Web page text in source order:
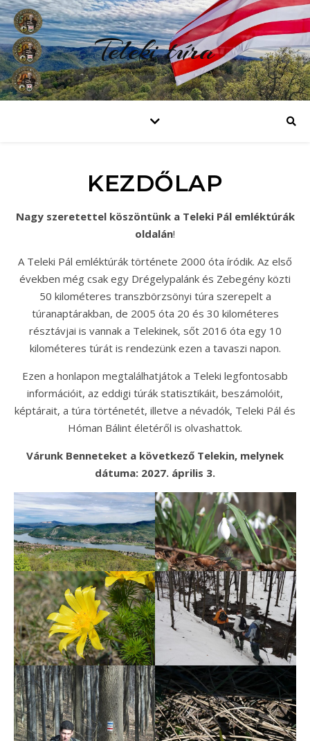
Teleki túra
KEZDŐLAP
Nagy szeretettel köszöntünk a Teleki Pál emléktúrák
oldalán!
A Teleki Pál emléktúrák története 2000 óta íródik. Az első
években még csak egy Drégelypalánk és Zebegény közti
50 kilométeres transzbörzsönyi túra szerepelt a
túranaptárakban, de 2005 óta 20 és 30 kilométeres
résztávjai is vannak a Telekinek, sőt 2016 óta egy 10
kilométeres túrát is rendezünk ezen a tavaszi napon.
Ezen a honlapon megtalálhatjátok a Teleki legfontosabb
információit, az eddigi túrák statisztikáit, beszámolóit,
képtárait, a túra történetét, illetve a névadók, Teleki Pál és
Hóman Bálint életéről is olvashattok.
Várunk Benneteket a következő Telekin, melynek
dátuma: 2027. április 3.